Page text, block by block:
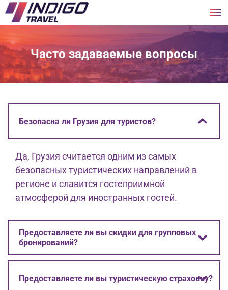
Часто задаваемые вопросы
Безопасна ли Грузия для туристов?
Да, Грузия считается одним из самых
безопасных туристических направлений в
регионе и славится гостеприимной
атмосферой для иностранных гостей.
Предоставляете ли вы скидки для групповых
бронирований?
Предоставляете ли вы туристическую страховку?